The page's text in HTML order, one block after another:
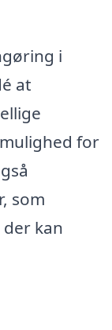
i
at
for
som
kan